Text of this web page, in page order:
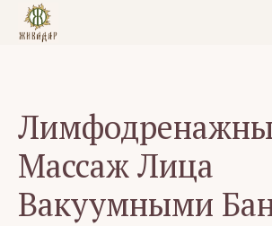
Массаж Лица
Вакуумными